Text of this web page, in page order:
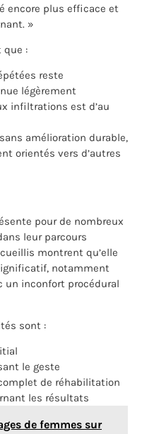
encore plus efficace et
»
que :
reste
légèrement
infiltrations est d’au
amélioration durable,
orientés vers d’autres
pour de nombreux
leur parcours
montrent qu’elle
notamment
un inconfort procédural
sont :
le geste
de réhabilitation
les résultats
de femmes sur